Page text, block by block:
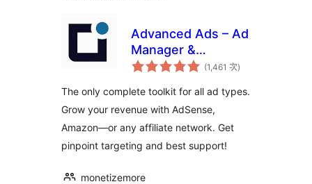
Advanced Ads – Ad
Manager &
AdSense
(1,461 次評
分
數
)
The only complete toolkit for all ad types.
Grow your revenue with AdSense,
Amazon—or any affiliate network. Get
pinpoint targeting and best support!
monetizemore